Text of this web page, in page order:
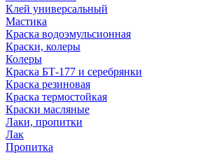
Клей универсальный
Мастика
Краска водоэмульсионная
Краски, колеры
Колеры
Краска БТ-177 и серебрянки
Краска резиновая
Краска термостойкая
Краски масляные
Лаки, пропитки
Лак
Пропитка